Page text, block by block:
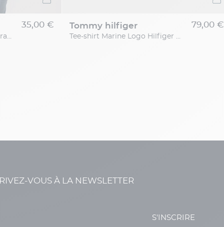
Tee-shirt Blanc Logo Levi's Grande Taille
35,00 € tommy hilfiger
Tee-shirt Marine Logo Hilfiger Grande Taille
79,00 €
VOUS À LA NEWSLETTER
S'INSCRIRE